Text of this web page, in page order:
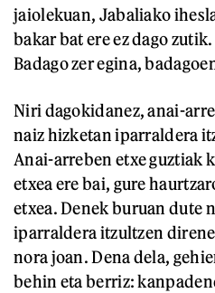
jaiolekuan, Jabaliako
bakar bat ere ez dago
Badago zer egina,
Niri dagokidanez, anai-
naiz hizketan iparraldera
Anai-arreben etxe guztiak
etxea ere bai, gure
etxea. Denek buruan dute
iparraldera itzultzen
nora joan. Dena dela,
behin eta berriz: